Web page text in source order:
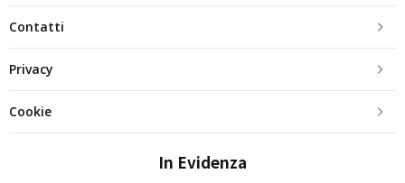
Contatti
Privacy
Cookie
In Evidenza